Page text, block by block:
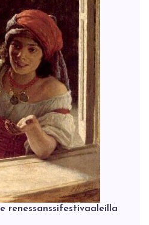
renessanssifestivaaleilla